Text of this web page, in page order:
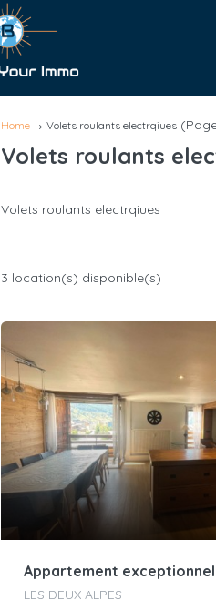
Home Volets roulants electrqiues
Volets roulants
Volets roulants electrqiues
3 location(s) disponible(s)
LES DEUX ALPES